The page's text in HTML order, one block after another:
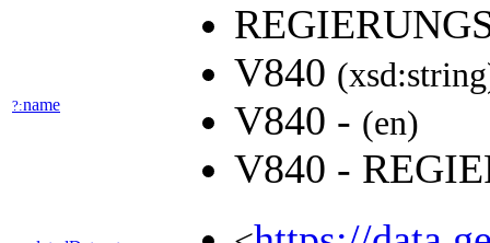
?:name
V840
V840 - (en)
V840 -